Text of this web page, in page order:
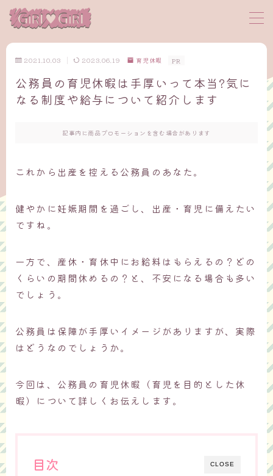
MENU
サイトマップ
2021.10.03 2023.06.19 育児休暇 PR
公務員の育児休暇は手厚いって本当?気に
なる制度や給与について紹介します
記事内に商品プロモーションを含む場合があります
これから出産を控える公務員のあなた。
健やかに妊娠期間を過ごし、出産・育児に備えたい
ですね。
一方で、産休・育休中にお給料はもらえるの？どの
くらいの期間休めるの？と、不安になる場合も多い
でしょう。
公務員は保障が手厚いイメージがありますが、実際
はどうなのでしょうか。
今回は、公務員の育児休暇（育児を目的とした休
暇）について詳しくお伝えします。
CLOSE
目次